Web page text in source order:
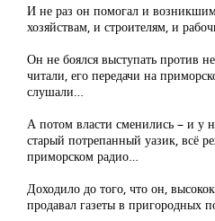
И не раз он помогал и
хозяйствам, и строителям, и
Он не боялся выступать против
читали, его передачи на
слушали…
А потом власти сменились – и у
старый потрепанный уазик, всё
приморском радио…
Доходило до того, что он,
продавал газеты в пригородных